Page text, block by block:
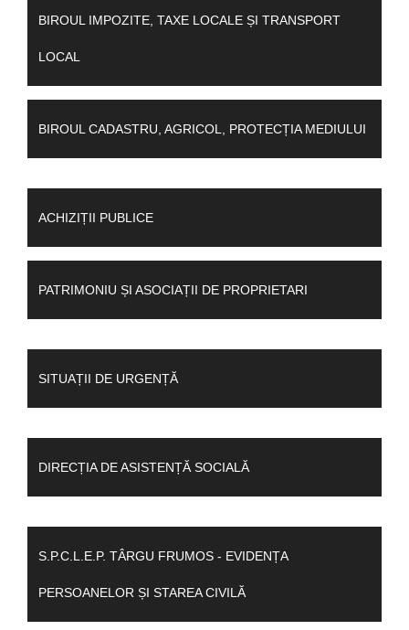
BIROUL IMPOZITE, TAXE LOCALE ȘI TRANSPORT
LOCAL
BIROUL CADASTRU, AGRICOL, PROTECȚIA MEDIULUI
ACHIZIȚII PUBLICE
PATRIMONIU ȘI ASOCIAȚII DE PROPRIETARI
SITUAȚII DE URGENȚĂ
DIRECȚIA DE ASISTENȚĂ SOCIALĂ
S.P.C.L.E.P. TÂRGU FRUMOS - EVIDENȚA
PERSOANELOR ȘI STAREA CIVILĂ